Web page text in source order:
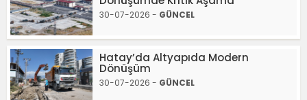
30-07-2026 - GÜNCEL
Hatay’da Altyapıda Modern
Dönüşüm
30-07-2026 - GÜNCEL